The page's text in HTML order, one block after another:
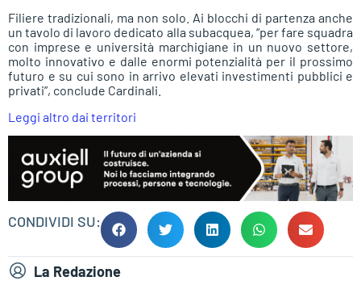
Filiere tradizionali, ma non solo. Ai blocchi di partenza anche
un tavolo di lavoro dedicato alla subacquea, “per fare squadra
con imprese e università marchigiane in un nuovo settore,
molto innovativo e dalle enormi potenzialità per il prossimo
futuro e su cui sono in arrivo elevati investimenti pubblici e
privati”, conclude Cardinali.
Leggi altro dai territori
CONDIVIDI SU:
La Redazione